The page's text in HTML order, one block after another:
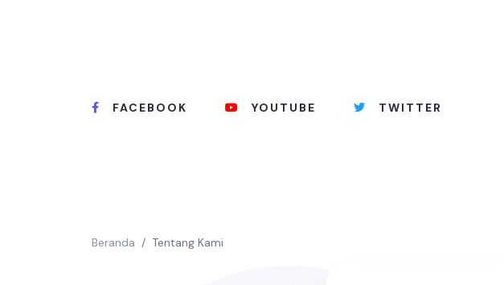
FACEBOOK YOUTUBE TWITTER
Beranda Tentang Kami